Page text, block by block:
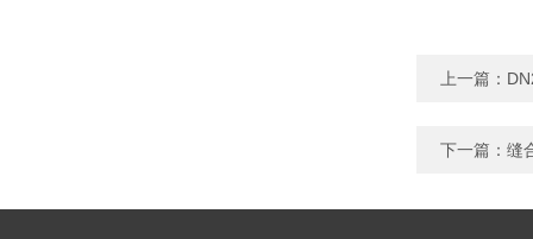
上一篇：
下一篇： 缝